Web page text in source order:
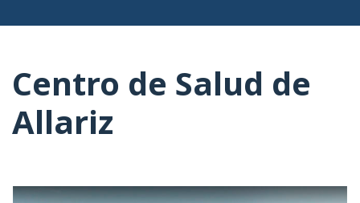
Centro de Salud de
Allariz